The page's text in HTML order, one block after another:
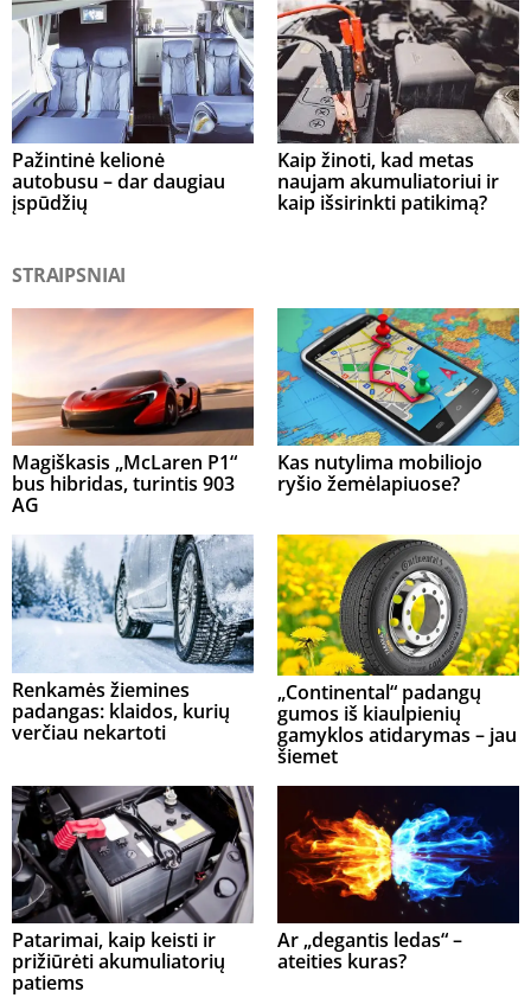
Pažintinė kelionė
autobusu – dar daugiau
įspūdžių
Kaip žinoti, kad metas
naujam akumuliatoriui ir
kaip išsirinkti patikimą?
STRAIPSNIAI
Magiškasis „McLaren P1“
bus hibridas, turintis 903
AG
Kas nutylima mobiliojo
ryšio žemėlapiuose?
Renkamės žiemines
padangas: klaidos, kurių
verčiau nekartoti
„Continental“ padangų
gumos iš kiaulpienių
gamyklos atidarymas – jau
šiemet
Patarimai, kaip keisti ir
prižiūrėti akumuliatorių
patiems
Ar „degantis ledas“ –
ateities kuras?